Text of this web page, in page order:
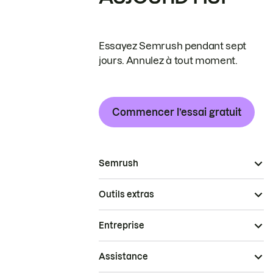
Essayez Semrush pendant sept
jours. Annulez à tout moment.
Commencer l’essai gratuit
Semrush
Outils extras
Entreprise
Assistance